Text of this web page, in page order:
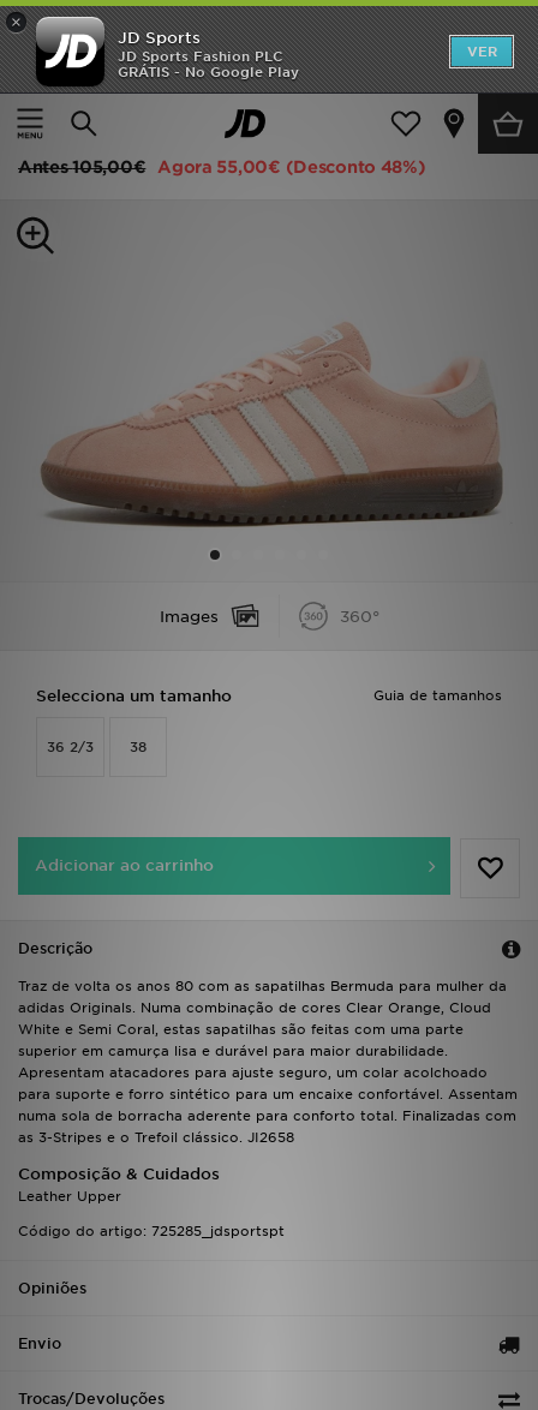
×
JD Sports
JD Sports Fashion PLC
GRÁTIS - No Google Play
VER
Página principal
Mulher Calçado de Mulher Sapatilhas
adidas Originals BRMD
Antes105,00€ Agora 55,00€ (Desconto 48%)
Images 360°
Guia de tamanhos
Selecciona um tamanho
36 2/3 38
Adicionar ao carrinho
Descrição
Traz de volta os anos 80 com as sapatilhas Bermuda para mulher da
adidas Originals. Numa combinação de cores Clear Orange, Cloud
White e Semi Coral, estas sapatilhas são feitas com uma parte
superior em camurça lisa e durável para maior durabilidade.
Apresentam atacadores para ajuste seguro, um colar acolchoado
para suporte e forro sintético para um encaixe confortável. Assentam
numa sola de borracha aderente para conforto total. Finalizadas com
as 3-Stripes e o Trefoil clássico. JI2658
Composição & Cuidados
Leather Upper
Código do artigo: 725285_jdsportspt
Opiniões
Envio
Trocas/Devoluções
INÍCIO
Promoções
MULHER
DESPORTO
FUTEBOL JD
MY JD
BLOG
ESTADO DO TEU PEDIDO
FAZ DOWNLOAD DA APP
TRABALHA CONNOSCO
FAQs